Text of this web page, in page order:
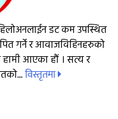
डट कम उपस्थित
गर्ने र आवाजविहिनहरुको
आएका हौं । सत्य र
विस्तृतमा